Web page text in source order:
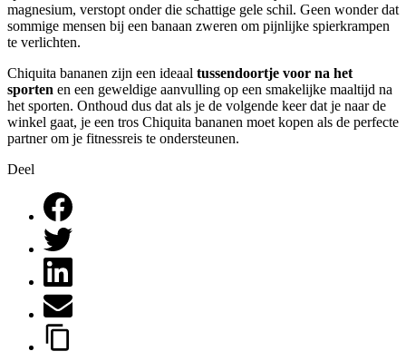
magnesium, verstopt onder die schattige gele schil. Geen wonder dat
sommige mensen bij een banaan zweren om pijnlijke spierkrampen
te verlichten.
Chiquita bananen zijn een ideaal tussendoortje voor na het
sporten en een geweldige aanvulling op een smakelijke maaltijd na
het sporten. Onthoud dus dat als je de volgende keer dat je naar de
winkel gaat, je een tros Chiquita bananen moet kopen als de perfecte
partner om je fitnessreis te ondersteunen.
Deel